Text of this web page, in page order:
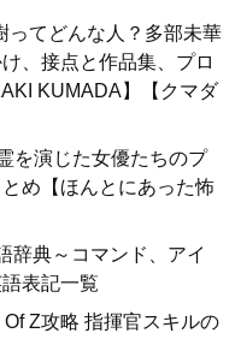
ってどんな人？多部未華
、接点と作品集、プロ
KUMADA】【クマダ
を演じた女優たちのプ
め【ほんとにあった怖
辞典～コマンド、アイ
表記一覧
Of Z攻略 指揮官スキルの